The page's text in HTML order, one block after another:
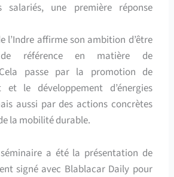
une première réponse
l’Indre affirme son ambition d’être
référence en matière de
passe par la promotion de
et le développement d’énergies
aussi par des actions concrètes
la mobilité durable.
a été la présentation de
signé avec Blablacar Daily pour